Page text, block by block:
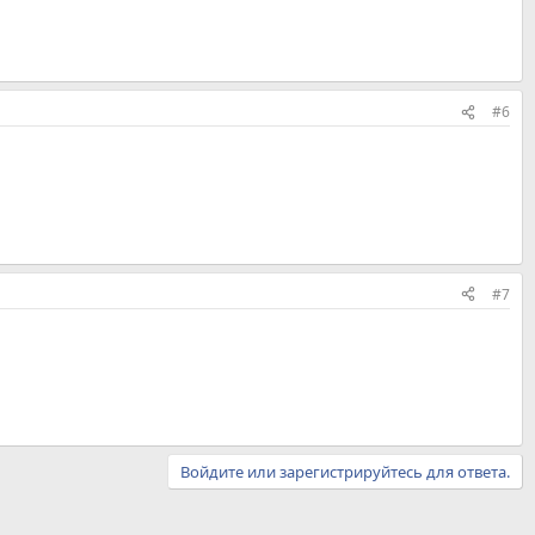
#6
#7
Войдите или зарегистрируйтесь для ответа.